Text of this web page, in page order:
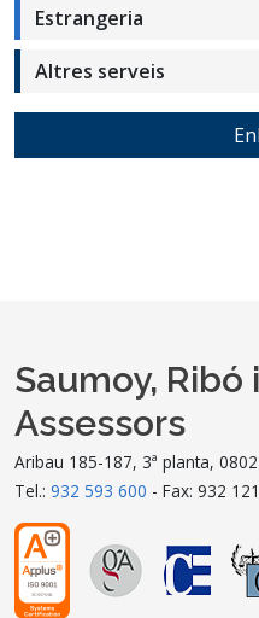
Estrangeria
Altres serveis
Saumoy, Ribó
Assessors
Aribau 185-187, 3ª planta,
Tel.: 932 593 600 - Fax: 932